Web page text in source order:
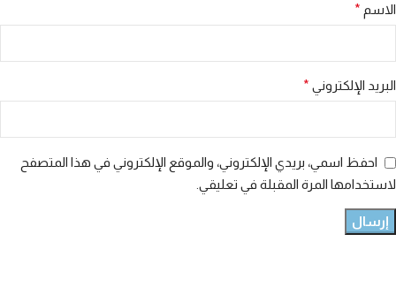
الاسم *
البريد الإلكتروني *
احفظ اسمي، بريدي الإلكتروني، والموقع الإلكتروني في هذا المتصفح
لاستخدامها المرة المقبلة في تعليقي.